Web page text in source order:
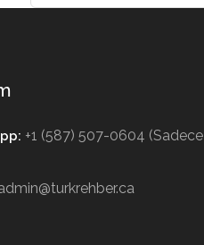
+1 (587) 507-0604 (Sadece